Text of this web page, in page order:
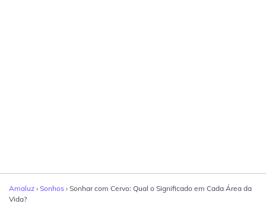
Amaluz › Sonhos › Sonhar com Cervo: Qual o Significado em Cada Área da
Vida?